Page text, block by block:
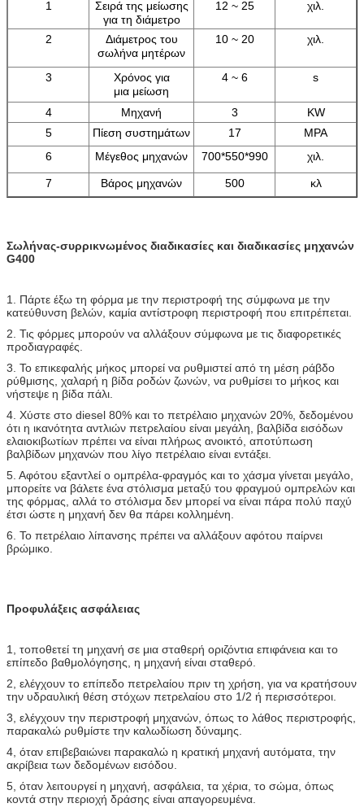
1
Σειρά της μείωσης
για τη διάμετρο
12 ~ 25 χιλ.
2
Διάμετρος του
σωλήνα μητέρων
10 ~ 20 χιλ.
3
Χρόνος για
μια μείωση
4 ~ 6 s
4 Μηχανή 3
KW
5
Πίεση συστημάτων 17
MPA
6
Μέγεθος μηχανών 700*550*990 χιλ.
7 Βάρος μηχανών 500 κλ
Σωλήνας-συρρικνωμένος διαδικασίες και διαδικασίες μηχανών
G400
1. Πάρτε έξω τη φόρμα με την περιστροφή της σύμφωνα με την
κατεύθυνση βελών, καμία αντίστροφη περιστροφή που επιτρέπεται.
2. Τις φόρμες μπορούν να αλλάξουν σύμφωνα με τις διαφορετικές
προδιαγραφές.
3. Το επικεφαλής μήκος μπορεί να ρυθμιστεί από τη μέση ράβδο
ρύθμισης, χαλαρή η βίδα ροδών ζωνών, να ρυθμίσει το μήκος και
νήστεψε η βίδα πάλι.
4. Χύστε στο diesel 80% και το πετρέλαιο μηχανών 20%, δεδομένου
ότι η ικανότητα αντλιών πετρελαίου είναι μεγάλη, βαλβίδα εισόδων
ελαιοκιβωτίων πρέπει να είναι πλήρως ανοικτό, αποτύπωση
βαλβίδων μηχανών που λίγο πετρέλαιο είναι εντάξει.
5. Αφότου εξαντλεί ο ομπρέλα-φραγμός και το χάσμα γίνεται μεγάλο,
μπορείτε να βάλετε ένα στόλισμα μεταξύ του φραγμού ομπρελών και
της φόρμας, αλλά το στόλισμα δεν μπορεί να είναι πάρα πολύ παχύ
έτσι ώστε η μηχανή δεν θα πάρει κολλημένη.
6. Το πετρέλαιο λίπανσης πρέπει να αλλάξουν αφότου παίρνει
βρώμικο.
Προφυλάξεις ασφάλειας
1, τοποθετεί τη μηχανή σε μια σταθερή οριζόντια επιφάνεια και το
επίπεδο βαθμολόγησης, η μηχανή είναι σταθερό.
2, ελέγχουν το επίπεδο πετρελαίου πριν τη χρήση, για να κρατήσουν
την υδραυλική θέση στόχων πετρελαίου στο 1/2 ή περισσότεροι.
3, ελέγχουν την περιστροφή μηχανών, όπως το λάθος περιστροφής,
παρακαλώ ρυθμίστε την καλωδίωση δύναμης.
4, όταν επιβεβαιώνει παρακαλώ η κρατική μηχανή αυτόματα, την
ακρίβεια των δεδομένων εισόδου.
5, όταν λειτουργεί η μηχανή, ασφάλεια, τα χέρια, το σώμα, όπως
κοντά στην περιοχή δράσης είναι απαγορευμένα.